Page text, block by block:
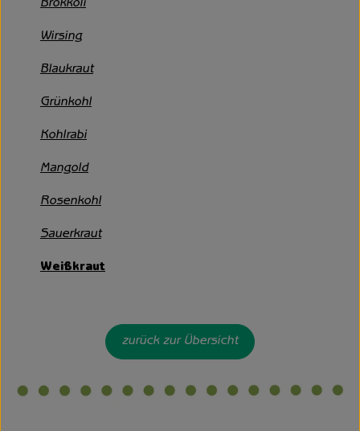
Unsere Hofkiste
Über uns
Neues vom Hof
Brokkoli
Wirsing
Blaukraut
Grünkohl
Kohlrabi
Mangold
Rosenkohl
Sauerkraut
Weißkraut
zurück zur Übersicht